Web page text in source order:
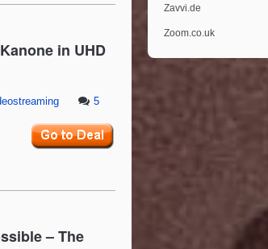
in UHD
5
– The
Zavvi.de
Zoom.co.uk